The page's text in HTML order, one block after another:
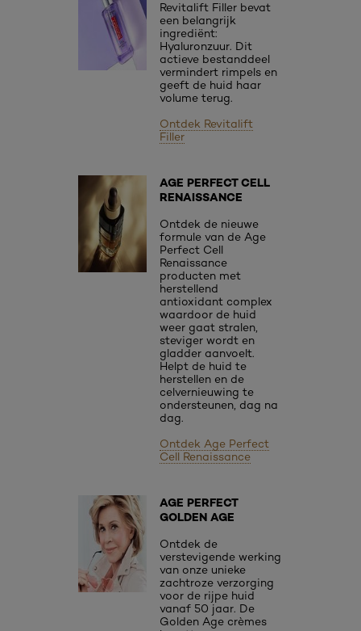
Revitalift Filler bevat
een belangrijk
ingrediënt:
Hyaluronzuur. Dit
actieve bestanddeel
vermindert rimpels en
geeft de huid haar
volume terug.
Ontdek Revitalift
Filler
AGE PERFECT CELL
RENAISSANCE
Ontdek de nieuwe
formule van de Age
Perfect Cell
Renaissance
producten met
herstellend
antioxidant complex
waardoor de huid
weer gaat stralen,
steviger wordt en
gladder aanvoelt.
Helpt de huid te
herstellen en de
celvernieuwing te
ondersteunen, dag na
dag.
Ontdek Age Perfect
Cell Renaissance
AGE PERFECT
GOLDEN AGE
Ontdek de
verstevigende werking
van onze unieke
zachtroze verzorging
voor de rijpe huid
vanaf 50 jaar. De
Golden Age crèmes